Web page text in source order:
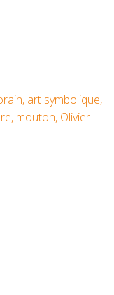
, art symbolique,
, mouton, Olivier